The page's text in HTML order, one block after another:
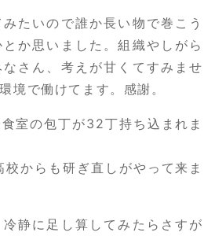
たいので誰か長い物で巻こう
か思いました。組織やしがら
さん、考えが甘くてすみませ
境で働けてます。感謝。
室の包丁が32丁持ち込まれま
からも研ぎ直しがやって来ま
静に足し算してみたらさすが